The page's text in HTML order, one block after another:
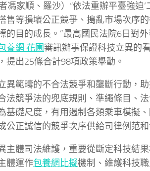
馮家順、羅沙）“依法重辦平臺強迫‘
售等損壞公正競爭、搗亂市場次序
的目的成長。”最高國民法院6日對
養網 花圃審訊辦事保證科技立異的
提出25條合計98項政策舉動。
異範疇的不合法競爭和壟斷行動，
法競爭法的兜底規則、準繩條目、
基礎尺度，有用遏制各類乘車模擬
公正誠信的競爭次序供給司律例范和
主體司法維護，重要從斷定科技結
體運作包養網比擬機制、維護科技